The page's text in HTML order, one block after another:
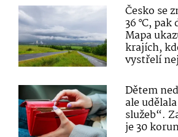
Česko se
36 °C,
Mapa
krajích,
vystřelí
Dětem
ale
služeb“.
je 30